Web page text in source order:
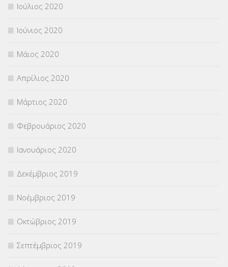
Ιούλιος 2020
Ιούνιος 2020
Μάιος 2020
Απρίλιος 2020
Μάρτιος 2020
Φεβρουάριος 2020
Ιανουάριος 2020
Δεκέμβριος 2019
Νοέμβριος 2019
Οκτώβριος 2019
Σεπτέμβριος 2019